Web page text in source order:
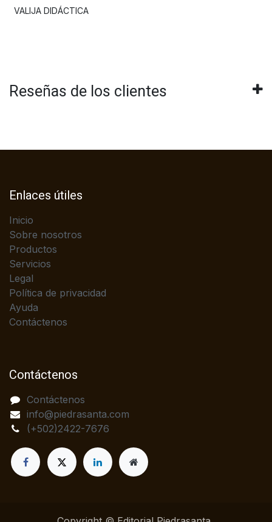
VALIJA DIDÁCTICA
Reseñas de los clientes
Enlaces útiles
Inicio
Sobre nosotros
Productos
Servicios
Legal
Política de privacidad
Ayuda
Contáctenos
Contáctenos
Contáctenos
info@piedrasanta.com
(+502)2422-7676